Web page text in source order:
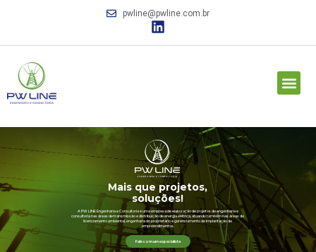
pwline@pwline.com.br
Mais que projetos,
soluções!
A PW LINE Engenharia e Consultoria é uma empresa de elaboração de projetos de engenharia e
consultoria nas áreas de transmissão e distribuição de energia elétrica, atuando também nas áreas de
licenciamento ambiental, engenharia do proprietário e gerenciamento de implantação de
empreendimentos.
Fale com um especialista